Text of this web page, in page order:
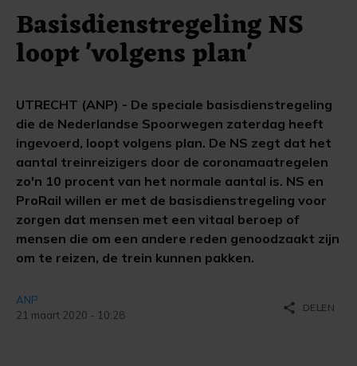
Basisdienstregeling NS
loopt 'volgens plan'
UTRECHT (ANP) - De speciale basisdienstregeling
die de Nederlandse Spoorwegen zaterdag heeft
ingevoerd, loopt volgens plan. De NS zegt dat het
aantal treinreizigers door de coronamaatregelen
zo'n 10 procent van het normale aantal is. NS en
ProRail willen er met de basisdienstregeling voor
zorgen dat mensen met een vitaal beroep of
mensen die om een andere reden genoodzaakt zijn
om te reizen, de trein kunnen pakken.
ANP
21 maart 2020 - 10:28
share DELEN